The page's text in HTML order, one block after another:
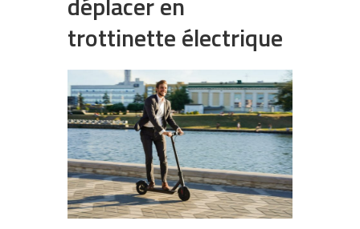
trottinette électrique